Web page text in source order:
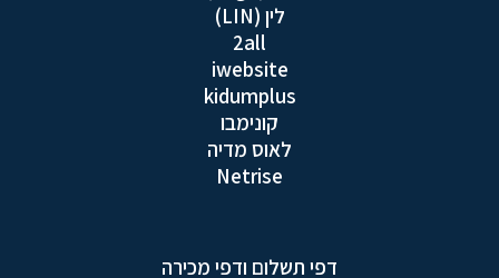
לין (LIN)
2all
iwebsite
kidumplus
קונימבו
לאוס מדיה
Netrise
דפי תשלום ודפי מכירה